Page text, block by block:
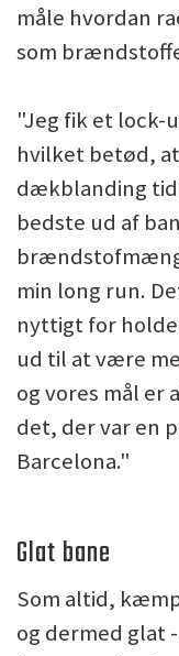
måle hvordan
som
"Jeg fik et
hvilket betød,
dækblanding
bedste ud af
min long run.
nyttigt for
ud til at være
og vores mål
det, der var en
Barcelona."
Glat bane
Som altid,
og dermed glat